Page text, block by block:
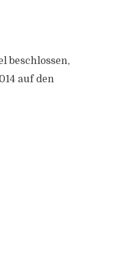
beschlossen,
auf den